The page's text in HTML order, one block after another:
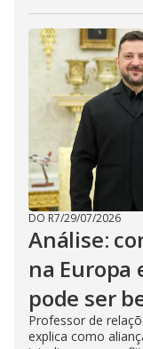
DO R7/29/07/2026
Análise:
na Europa
pode ser
Professor de
explica como